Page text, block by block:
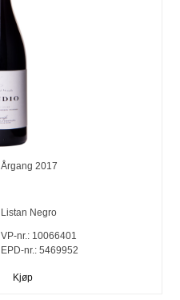
Årgang 2017
Listan Negro
VP-nr.: 10066401
EPD-nr.: 5469952
Kjøp